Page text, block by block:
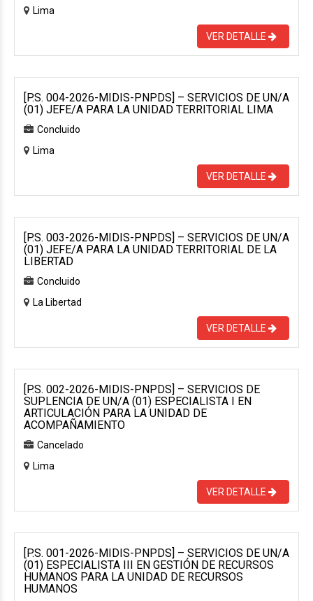
Lima
VER DETALLE
[P.S. 004-2026-MIDIS-PNPDS] – SERVICIOS DE UN/A
(01) JEFE/A PARA LA UNIDAD TERRITORIAL LIMA
Concluido
Lima
VER DETALLE
[P.S. 003-2026-MIDIS-PNPDS] – SERVICIOS DE UN/A
(01) JEFE/A PARA LA UNIDAD TERRITORIAL DE LA
LIBERTAD
Concluido
La Libertad
VER DETALLE
[P.S. 002-2026-MIDIS-PNPDS] – SERVICIOS DE
SUPLENCIA DE UN/A (01) ESPECIALISTA I EN
ARTICULACIÓN PARA LA UNIDAD DE
ACOMPAÑAMIENTO
Cancelado
Lima
VER DETALLE
[P.S. 001-2026-MIDIS-PNPDS] – SERVICIOS DE UN/A
(01) ESPECIALISTA III EN GESTIÓN DE RECURSOS
HUMANOS PARA LA UNIDAD DE RECURSOS
HUMANOS